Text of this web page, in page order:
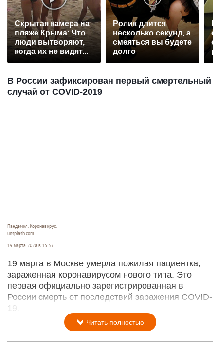
Скрытая камера на
пляже Крыма: Что
люди вытворяют,
когда их не видят...
Ролик длится
несколько секунд, а
смеяться вы будете
долго
В России зафиксирован первый смертельный
случай от COVID-2019
Пандемия. Коронавирус.
unsplash.com.
19 марта 2020 в 15:33
19 марта в Москве умерла пожилая пациентка,
зараженная коронавирусом нового типа. Это
первая официально зарегистрированная в
России смерть от последствий заражения COVID-
19.
Читать полностью